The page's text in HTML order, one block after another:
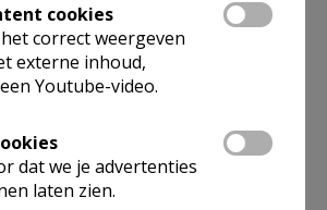
Eucharistie
Eucharistie
Eucharistie
cookies
correct weergeven
externe inhoud,
Youtube-video.
dat we je advertenties
laten zien.